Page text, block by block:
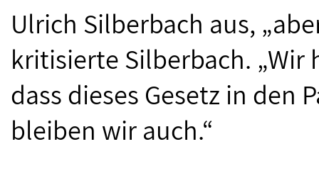
Ulrich Silberbach aus,
kritisierte Silberbach. „Wir
dass dieses Gesetz in den
bleiben wir auch.“